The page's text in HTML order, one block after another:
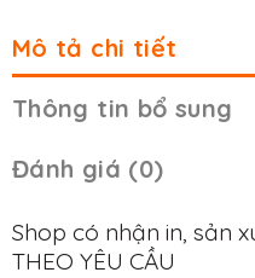
Mô tả chi tiết
Thông tin bổ sung
Đánh giá (0)
Shop có nhận in, sản
THEO YÊU CẦU